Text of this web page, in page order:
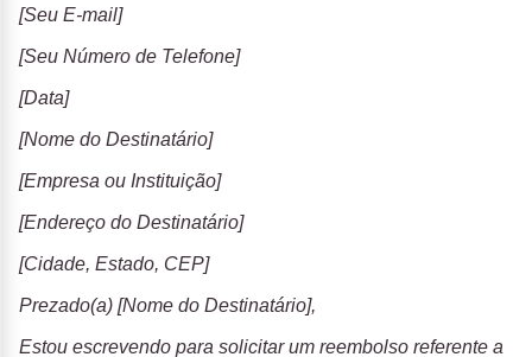
[Seu E-mail]
[Seu Número de Telefone]
[Data]
[Nome do Destinatário]
[Empresa ou Instituição]
[Endereço do Destinatário]
[Cidade, Estado, CEP]
Prezado(a) [Nome do Destinatário],
Estou escrevendo para solicitar um reembolso referente a